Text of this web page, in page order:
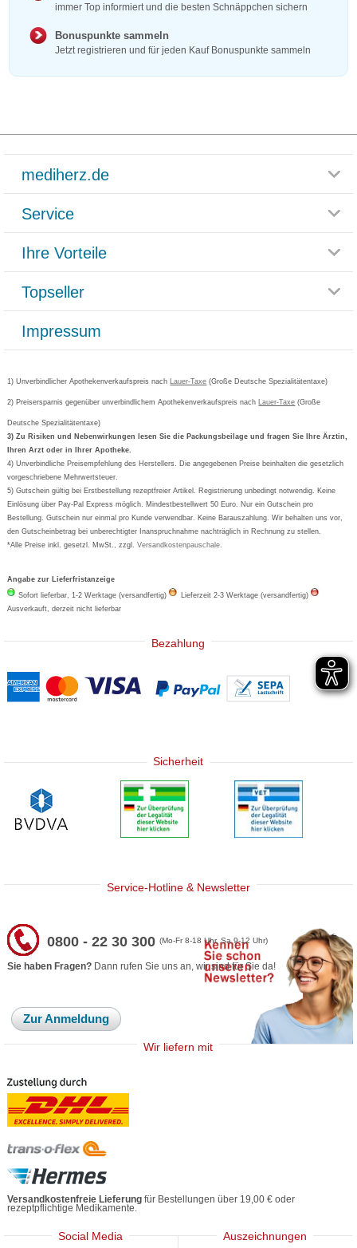
immer Top informiert und die besten Schnäppchen sichern
Bonuspunkte sammeln
Jetzt registrieren und für jeden Kauf Bonuspunkte sammeln
mediherz.de
Glossar
Häufig gestellte Fragen
Datenschutz
AGB
Cookie-Einstellungen
Vertrag widerrufen
Service
Rücksendemöglichkeit
Paketlieferstatus
Versandkosten
Bestellschein ausfüllen
Newsletteranmeldung
Ihre Vorteile
Rezeptlieferung
Bonusprogramm
Gutschein und Rabatte
Kundenbewertung
Topseller
Grippostad
Bepanthen
Formoline
Wick
Eucerin
Basica
Impressum
1) Unverbindlicher Apothekenverkaufspreis nach Lauer-Taxe (Große Deutsche Spezialitätentaxe)
2) Preisersparnis gegenüber unverbindlichem Apothekenverkaufspreis nach Lauer-Taxe (Große
Deutsche Spezialitätentaxe)
3) Zu Risiken und Nebenwirkungen lesen Sie die Packungsbeilage und fragen Sie Ihre Ärztin,
Ihren Arzt oder in Ihrer Apotheke.
4) Unverbindliche Preisempfehlung des Herstellers. Die angegebenen Preise beinhalten die gesetzlich
vorgeschriebene Mehrwertsteuer.
5) Gutschein gültig bei Erstbestellung rezeptfreier Artikel. Registrierung unbedingt notwendig. Keine
Einlösung über Pay-Pal Express möglich. Mindestbestellwert 50 Euro. Nur ein Gutschein pro
Bestellung. Gutschein nur einmal pro Kunde verwendbar. Keine Barauszahlung. Wir behalten uns vor,
den Gutscheinbetrag bei unberechtigter Inanspruchnahme nachträglich in Rechnung zu stellen.
*Alle Preise inkl. gesetzl. MwSt., zzgl.Versandkostenpauschale
Angabe zur Lieferfristanzeige
Sofort lieferbar, 1-2 Werktage (versandfertig)
Lieferzeit 2-3 Werktage (versandfertig)
Ausverkauft, derzeit nicht lieferbar
Bezahlung
Sicherheit
Service-Hotline & Newsletter
0800 - 22 30 300(Mo-Fr 8-18 Uhr, Sa 9-12 Uhr)
Sie haben Fragen? Dann rufen Sie uns an, wir sind für Sie da!
Zur Anmeldung
Wir liefern mit
Versandkostenfreie Lieferung für Bestellungen über 19,00 € oder
rezeptpflichtige Medikamente.
Social Media Auszeichnungen